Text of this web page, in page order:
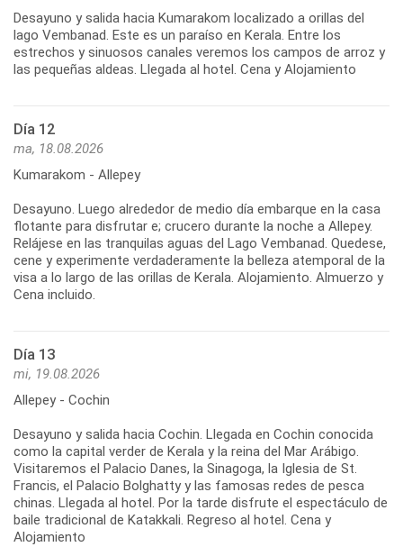
Desayuno y salida hacia Kumarakom localizado a orillas del
lago Vembanad. Este es un paraíso en Kerala. Entre los
estrechos y sinuosos canales veremos los campos de arroz y
las pequeñas aldeas. Llegada al hotel. Cena y Alojamiento
Día 12
ma, 18.08.2026
Kumarakom - Allepey
Desayuno. Luego alrededor de medio día embarque en la casa
flotante para disfrutar e; crucero durante la noche a Allepey.
Relájese en las tranquilas aguas del Lago Vembanad. Quedese,
cene y experimente verdaderamente la belleza atemporal de la
visa a lo largo de las orillas de Kerala. Alojamiento. Almuerzo y
Cena incluido.
Día 13
mi, 19.08.2026
Allepey - Cochin
Desayuno y salida hacia Cochin. Llegada en Cochin conocida
como la capital verder de Kerala y la reina del Mar Arábigo.
Visitaremos el Palacio Danes, la Sinagoga, la Iglesia de St.
Francis, el Palacio Bolghatty y las famosas redes de pesca
chinas. Llegada al hotel. Por la tarde disfrute el espectáculo de
baile tradicional de Katakkali. Regreso al hotel. Cena y
Alojamiento